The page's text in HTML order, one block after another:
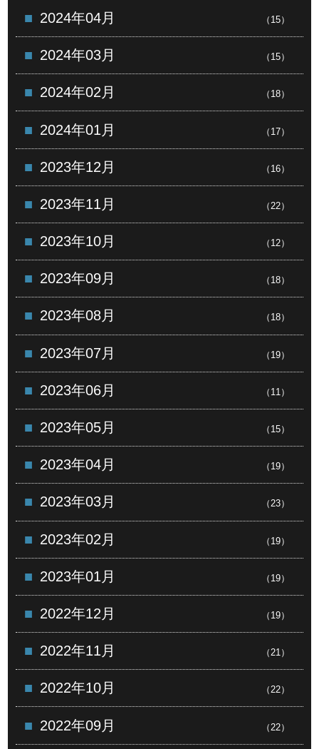
2024年04月 （15）
2024年03月 （15）
2024年02月 （18）
2024年01月 （17）
2023年12月 （16）
2023年11月 （22）
2023年10月 （12）
2023年09月 （18）
2023年08月 （18）
2023年07月 （19）
2023年06月 （11）
2023年05月 （15）
2023年04月 （19）
2023年03月 （23）
2023年02月 （19）
2023年01月 （19）
2022年12月 （19）
2022年11月 （21）
2022年10月 （22）
2022年09月 （22）